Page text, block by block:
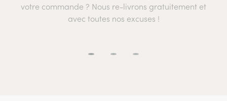
votre commande ? Nous re-livrons gratuitement et
avec toutes nos excuses !